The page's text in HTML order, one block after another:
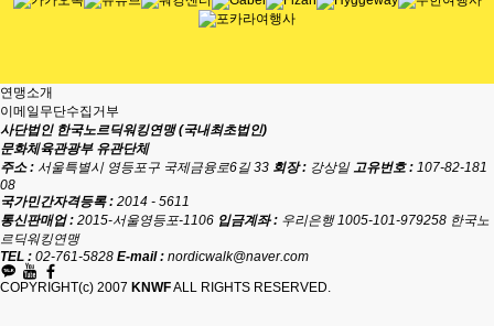
연맹소개
이메일무단수집거부
사단법인 한국노르딕워킹연맹 (국내최초법인)
문화체육관광부 유관단체
주소 : 서울특별시 영등포구 국제금융로6길 33 회장 : 강상일 고유번호 : 107-82-181
08
국가민간자격등록 : 2014 - 5611
통신판매업 : 2015-서울영등포-1106 입금계좌 : 우리은행 1005-101-979258 한국노
르딕워킹연맹
TEL : 02-761-5828 E-mail : nordicwalk@naver.com
COPYRIGHT(c) 2007 KNWFALL RIGHTS RESERVED.